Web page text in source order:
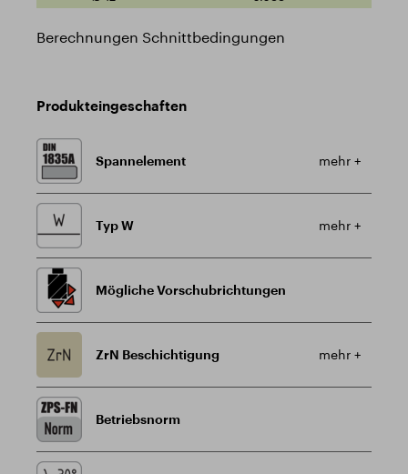
Berechnungen Schnittbedingungen
Produkteingeschaften
Spannelement mehr +
Typ W mehr +
Mögliche Vorschubrichtungen
ZrN Beschichtigung mehr +
Betriebsnorm